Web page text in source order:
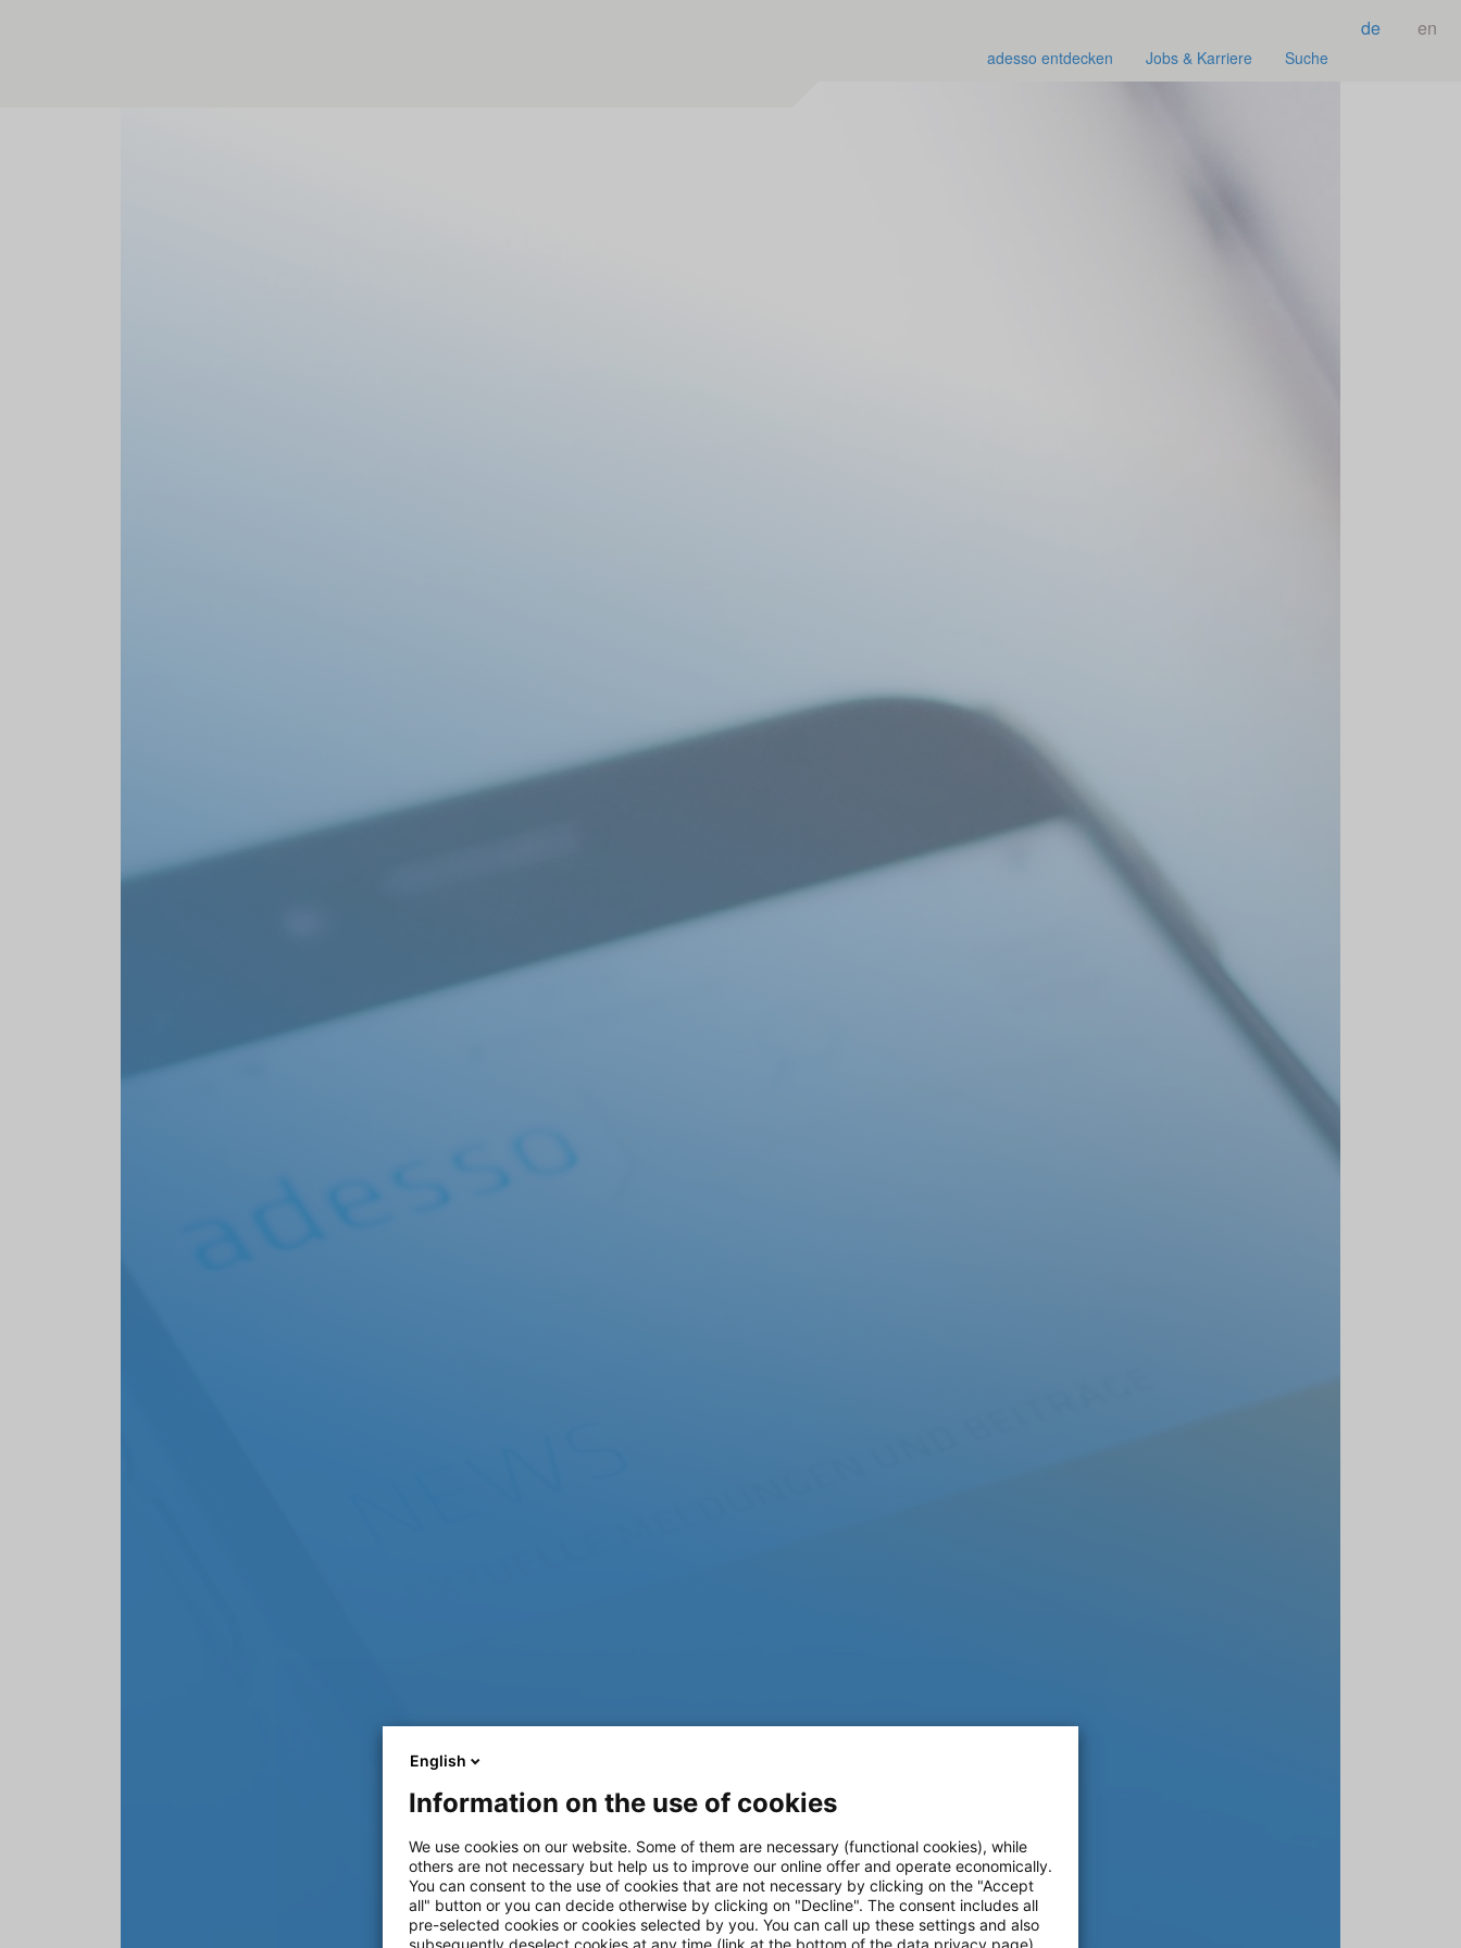
de en
adesso entdecken Jobs & Karriere Suche
English
Information on the use of cookies
We use cookies on our website. Some of them are necessary (functional cookies), while
others are not necessary but help us to improve our online offer and operate economically.
You can consent to the use of cookies that are not necessary by clicking on the "Accept
all" button or you can decide otherwise by clicking on "Decline". The consent includes all
pre-selected cookies or cookies selected by you. You can call up these settings and also
subsequently deselect cookies at any time (link at the bottom of the data privacy page).